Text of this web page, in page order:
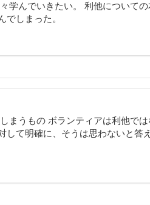
学んでいきたい。 利他についての
でしまった。
まうもの ボランティアは利他では
して明確に、そうは思わないと答